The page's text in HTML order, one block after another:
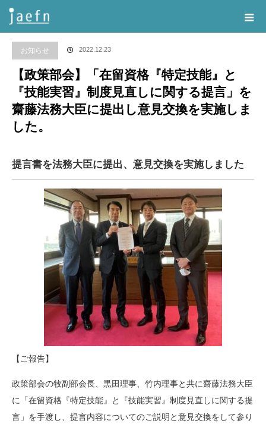
告知・記事一覧
【政策部会】「在留
交換を実施しました。
お知らせ 2022.12.23
【政策部会】「在留資格『特定技能』と
『技能実習』制度見直しに関する提言」を
齋藤法務大臣に提出し意見交換を実施しま
した。
提言書を法務大臣に提出、意見交換を実施しました
【ご報告】
政策部会の牧副部会長、黒田理事、竹内理事と共に齋藤法務大臣
に「在留資格『特定技能』と『技能実習』制度見直しに関する提
言」を手渡し、提言内容についてのご説明と意見交換をして参り